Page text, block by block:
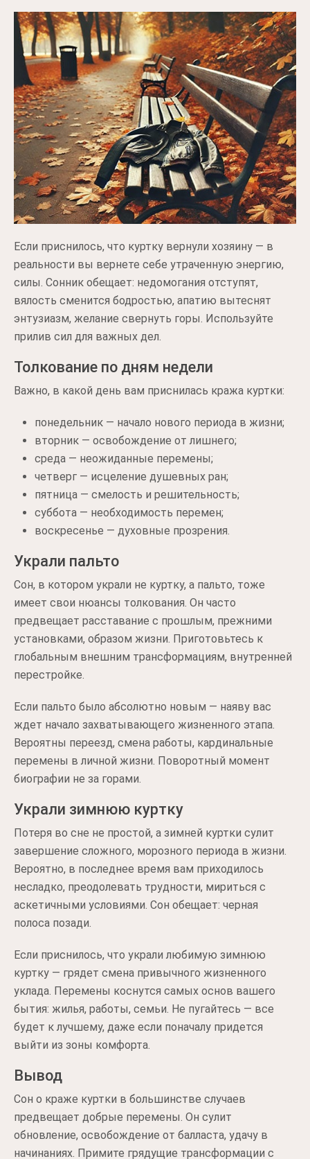
Если приснилось, что куртку вернули хозяину — в
реальности вы вернете себе утраченную энергию,
силы. Сонник обещает: недомогания отступят,
вялость сменится бодростью, апатию вытеснят
энтузиазм, желание свернуть горы. Используйте
прилив сил для важных дел.
Толкование по дням недели
Важно, в какой день вам приснилась кража куртки:
понедельник — начало нового периода в жизни;
вторник — освобождение от лишнего;
среда — неожиданные перемены;
четверг — исцеление душевных ран;
пятница — смелость и решительность;
суббота — необходимость перемен;
воскресенье — духовные прозрения.
Украли пальто
Сон, в котором украли не куртку, а пальто, тоже
имеет свои нюансы толкования. Он часто
предвещает расставание с прошлым, прежними
установками, образом жизни. Приготовьтесь к
глобальным внешним трансформациям, внутренней
перестройке.
Если пальто было абсолютно новым — наяву вас
ждет начало захватывающего жизненного этапа.
Вероятны переезд, смена работы, кардинальные
перемены в личной жизни. Поворотный момент
биографии не за горами.
Украли зимнюю куртку
Потеря во сне не простой, а зимней куртки сулит
завершение сложного, морозного периода в жизни.
Вероятно, в последнее время вам приходилось
несладко, преодолевать трудности, мириться с
аскетичными условиями. Сон обещает: черная
полоса позади.
Если приснилось, что украли любимую зимнюю
куртку — грядет смена привычного жизненного
уклада. Перемены коснутся самых основ вашего
бытия: жилья, работы, семьи. Не пугайтесь — все
будет к лучшему, даже если поначалу придется
выйти из зоны комфорта.
Вывод
Сон о краже куртки в большинстве случаев
предвещает добрые перемены. Он сулит
обновление, освобождение от балласта, удачу в
начинаниях. Примите грядущие трансформации с